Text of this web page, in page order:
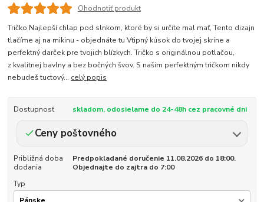
Ohodnotiť produkt
Tričko Najlepší chlap pod slnkom, ktoré by si určite mal mať, Tento dizajn
tlačíme aj na mikinu - objednáte tu Vtipný kúsok do tvojej skrine a
perfektný darček pre tvojich blízkych. Tričko s originálnou potlačou,
z kvalitnej bavlny a bez bočných švov. S našim perfektným tričkom nikdy
nebudeš tuctový... celý popis
Dostupnosť skladom, odosielame do 24-48h cez pracovné dni
Ceny poštovného
Približná doba
dodania
Predpokladané doručenie 11.08.2026 do 18:00.
Objednajte do zajtra do 7:00
Typ